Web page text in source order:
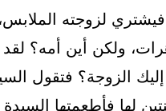
فيشتري لزوجته
ولكن أين أمه؟
الزوجة؟ فتقول
لها فأطعمتها